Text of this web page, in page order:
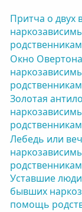
Притча о двух
родственникам
Окно Овертона
родственникам
Золотая
родственникам
Лебедь или
родственникам
Уставшие
бывших
помощь